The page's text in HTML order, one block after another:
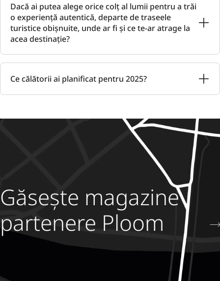
Dacă ai putea alege orice colț al lumii pentru a trăi
o experiență autentică, departe de traseele
turistice obișnuite, unde ar fi și ce te-ar atrage la
acea destinație?
Ce călătorii ai planificat pentru 2025?
Găsește magazine
partenere Ploom